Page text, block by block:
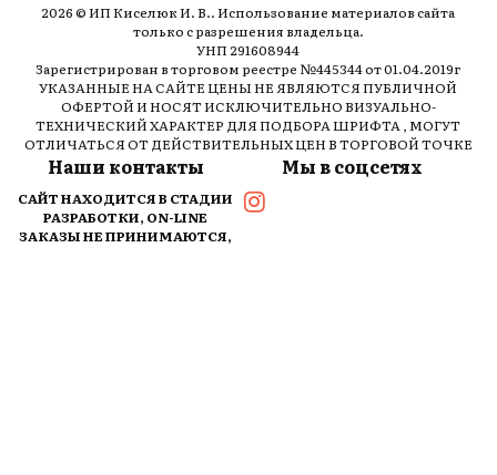
2026 © ИП Киселюк И. В.. Использование материалов сайта
только с разрешения владельца.
УНП 291608944
Зарегистрирован в торговом реестре №445344 от 01.04.2019г
УКАЗАННЫЕ НА САЙТЕ ЦЕНЫ НЕ ЯВЛЯЮТСЯ ПУБЛИЧНОЙ
ОФЕРТОЙ И НОСЯТ ИСКЛЮЧИТЕЛЬНО ВИЗУАЛЬНО-
ТЕХНИЧЕСКИЙ ХАРАКТЕР ДЛЯ ПОДБОРА ШРИФТА , МОГУТ
ОТЛИЧАТЬСЯ ОТ ДЕЙСТВИТЕЛЬНЫХ ЦЕН В ТОРГОВОЙ ТОЧКЕ
Наши контакты
САЙТ НАХОДИТСЯ В СТАДИИ
РАЗРАБОТКИ, ON-LINE
ЗАКАЗЫ НЕ ПРИНИМАЮТСЯ,
Мы в соцсетях